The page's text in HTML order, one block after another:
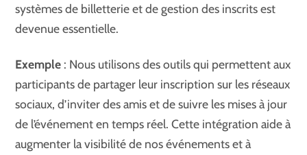
systèmes de billetterie et de gestion des inscrits est
devenue essentielle.
Exemple : Nous utilisons des outils qui permettent aux
participants de partager leur inscription sur les réseaux
sociaux, d’inviter des amis et de suivre les mises à jour
de l’événement en temps réel. Cette intégration aide à
augmenter la visibilité de nos événements et à